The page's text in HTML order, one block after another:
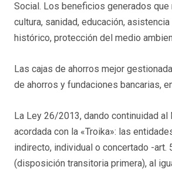
Social. Los beneficios generados
cultura, sanidad, educación,
histórico, protección del medio
Las cajas de ahorros mejor
de ahorros y fundaciones bancarias,
La Ley 26/2013, dando continuidad
acordada con la «Troika»: las
indirecto, individual o concertado -
(disposición transitoria primera), al